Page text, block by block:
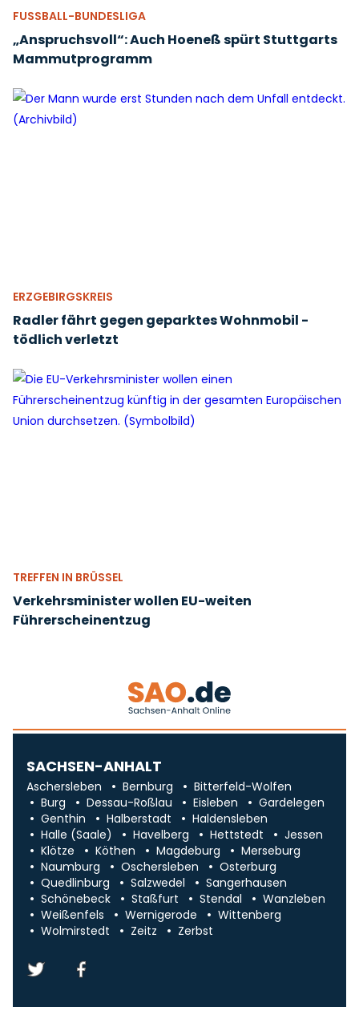
FUSSBALL-BUNDESLIGA
„Anspruchsvoll“: Auch Hoeneß spürt Stuttgarts
Mammutprogramm
ERZGEBIRGSKREIS
Radler fährt gegen geparktes Wohnmobil -
tödlich verletzt
TREFFEN IN BRÜSSEL
Verkehrsminister wollen EU-weiten
Führerscheinentzug
SACHSEN-ANHALT
Aschersleben Bernburg
Bitterfeld-Wolfen
Burg
Dessau-Roßlau Eisleben
Gardelegen
Genthin
Halberstadt
Haldensleben
Halle (Saale)
Havelberg Hettstedt
Jessen
Klötze
Köthen Magdeburg
Merseburg
Naumburg
Oschersleben
Osterburg
Quedlinburg
Salzwedel
Sangerhausen
Schönebeck
Staßfurt Stendal
Wanzleben
Weißenfels
Wernigerode
Wittenberg
Wolmirstedt
Zeitz Zerbst